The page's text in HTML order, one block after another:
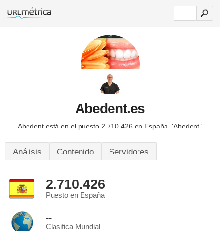
Abedent.es
Abedent está en el puesto 2.710.426 en España. 'Abedent.'
Análisis Contenido Servidores
2.710.426
Puesto en España
--
Clasifica Mundial